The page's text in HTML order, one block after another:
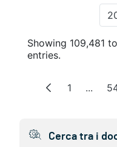
Showing 109,481
entries.
Page
1 ...
Cerca tra i